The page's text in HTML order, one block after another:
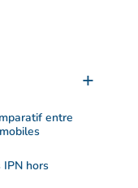
entre
hors